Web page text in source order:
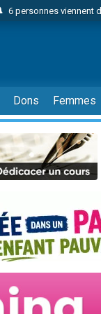
6 personnes viennent
2 personnes
17 personnes
4 personnes viennent
Il reste 49 places
23 personnes
Eva vient de donner
4 personnes viennent
3 personnes
Odaya vient de
13 personnes
2 personnes viennent
30 personnes
Dons Femmes